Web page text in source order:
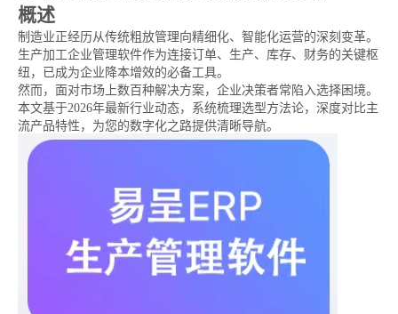
概述
制造业正经历从传统粗放管理向精细化、智能化运营的深刻变革。
生产加工企业管理软件作为连接订单、生产、库存、财务的关键枢
纽，已成为企业降本增效的必备工具。
然而，面对市场上数百种解决方案，企业决策者常陷入选择困境。
本文基于2026年最新行业动态，系统梳理选型方法论，深度对比主
流产品特性，为您的数字化之路提供清晰导航。